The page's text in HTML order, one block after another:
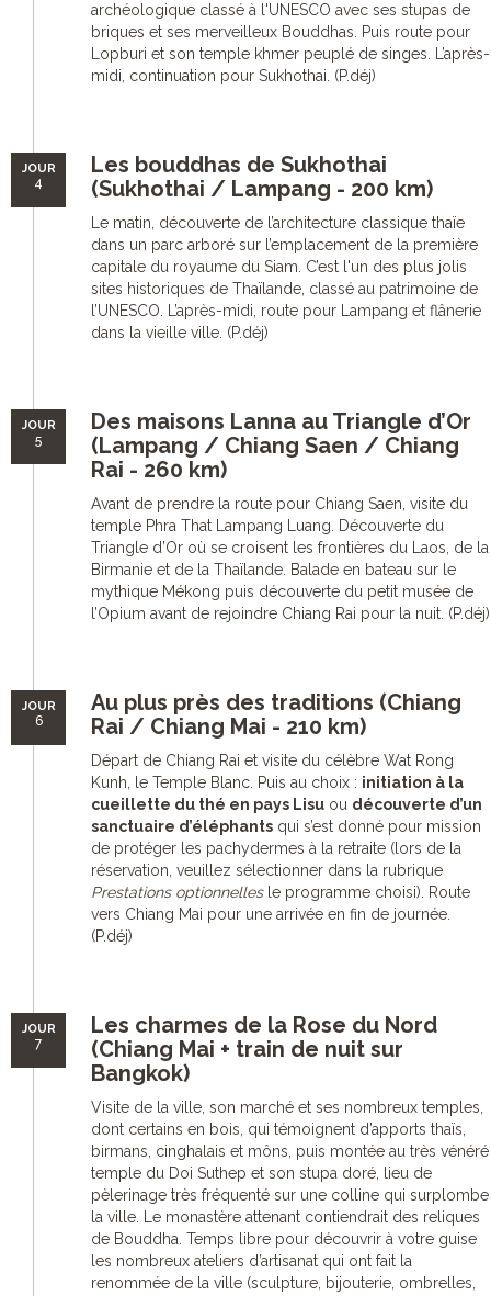
archéologique classé à l'UNESCO avec ses stupas de
briques et ses merveilleux Bouddhas. Puis route pour
Lopburi et son temple khmer peuplé de singes. L’après-
midi, continuation pour Sukhothai. (P.déj)
JOUR
4
Les bouddhas de Sukhothai
(Sukhothai / Lampang - 200 km)
Le matin, découverte de l’architecture classique thaïe
dans un parc arboré sur l’emplacement de la première
capitale du royaume du Siam. C’est l'un des plus jolis
sites historiques de Thaïlande, classé au patrimoine de
l’UNESCO. L’après-midi, route pour Lampang et flânerie
dans la vieille ville. (P.déj)
JOUR
5
Des maisons Lanna au Triangle d’Or
(Lampang / Chiang Saen / Chiang
Rai - 260 km)
Avant de prendre la route pour Chiang Saen, visite du
temple Phra That Lampang Luang. Découverte du
Triangle d’Or où se croisent les frontières du Laos, de la
Birmanie et de la Thaïlande. Balade en bateau sur le
mythique Mékong puis découverte du petit musée de
l’Opium avant de rejoindre Chiang Rai pour la nuit. (P.déj)
JOUR
6
Au plus près des traditions (Chiang
Rai / Chiang Mai - 210 km)
Départ de Chiang Rai et visite du célèbre Wat Rong
Kunh, le Temple Blanc. Puis au choix : initiation à la
cueillette du thé en pays Lisu ou découverte d’un
sanctuaire d’éléphants qui s’est donné pour mission
de protéger les pachydermes à la retraite (lors de la
réservation, veuillez sélectionner dans la rubrique
Prestations optionnellesle programme choisi). Route
vers Chiang Mai pour une arrivée en fin de journée.
(P.déj)
JOUR
7
Les charmes de la Rose du Nord
(Chiang Mai + train de nuit sur
Bangkok)
Visite de la ville, son marché et ses nombreux temples,
dont certains en bois, qui témoignent d’apports thaïs,
birmans, cinghalais et môns, puis montée au très vénéré
temple du Doi Suthep et son stupa doré, lieu de
pèlerinage très fréquenté sur une colline qui surplombe
la ville. Le monastère attenant contiendrait des reliques
de Bouddha. Temps libre pour découvrir à votre guise
les nombreux ateliers d’artisanat qui ont fait la
renommée de la ville (sculpture, bijouterie, ombrelles,